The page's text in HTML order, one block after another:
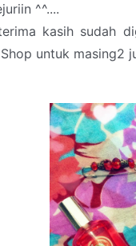
^^....
kasih sudah
untuk masing2